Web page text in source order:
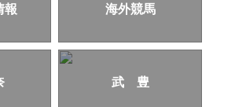
報 海外競馬
武 豊